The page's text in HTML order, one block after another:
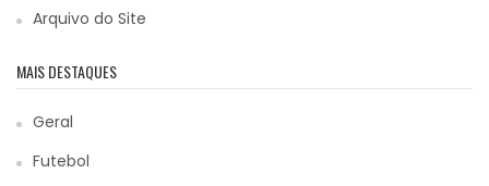
Arquivo do Site
MAIS DESTAQUES
Geral
Futebol